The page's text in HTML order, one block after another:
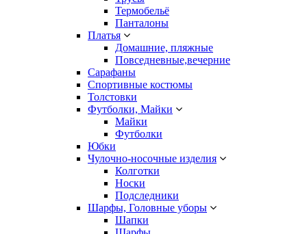
Термобельё
Панталоны
Платья
Домашние, пляжные
Повседневные,вечерние
Сарафаны
Спортивные костюмы
Толстовки
Футболки, Майки
Майки
Футболки
Юбки
Чулочно-носочные изделия
Колготки
Носки
Подследники
Шарфы, Головные уборы
Шапки